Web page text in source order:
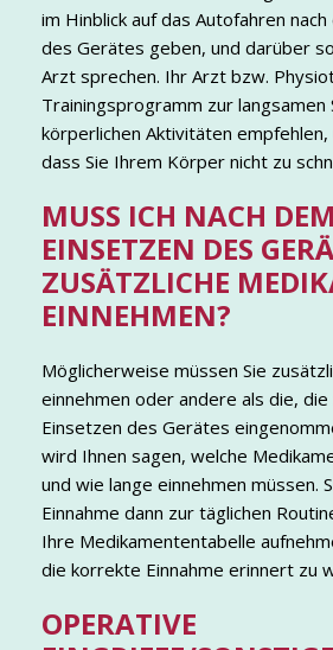
im Hinblick auf das Autofahren
des Gerätes geben, und darüber
Arzt sprechen. Ihr Arzt bzw.
Trainingsprogramm zur
körperlichen Aktivitäten
dass Sie Ihrem Körper nicht zu
MUSS ICH NACH DEM
EINSETZEN DES
ZUSÄTZLICHE
EINNEHMEN?
Möglicherweise müssen Sie
einnehmen oder andere als die, die
Einsetzen des Gerätes
wird Ihnen sagen, welche
und wie lange einnehmen müssen.
Einnahme dann zur täglichen
Ihre Medikamententabelle
die korrekte Einnahme erinnert zu
OPERATIVE